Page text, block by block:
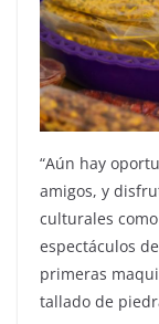
“Aún hay
amigos, y
culturales
espectáculos
primeras
tallado de